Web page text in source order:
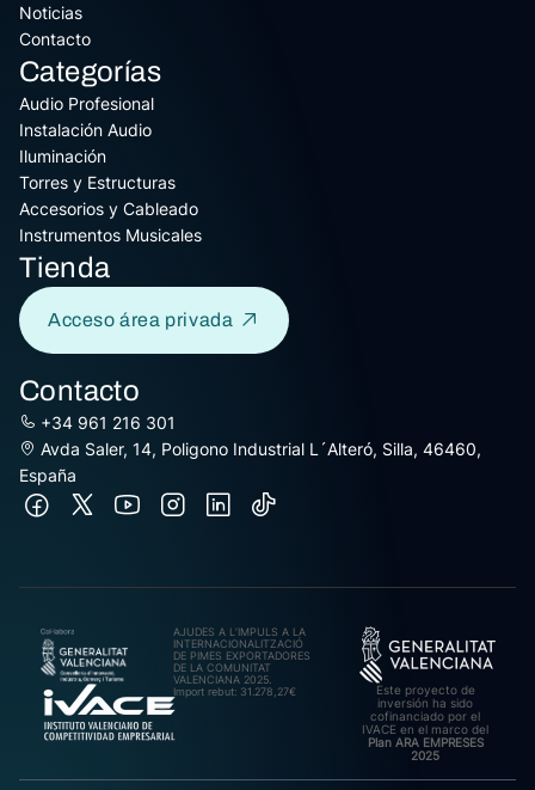
Noticias
Contacto
Categorías
Audio Profesional
Instalación Audio
Iluminación
Torres y Estructuras
Accesorios y Cableado
Instrumentos Musicales
Tienda
Acceso área privada
Contacto
+34 961 216 301
Avda Saler, 14, Poligono Industrial L´Alteró, Silla, 46460,
España
AJUDES A L’IMPULS A LA
INTERNACIONALITZACIÓ
DE PIMES EXPORTADORES
DE LA COMUNITAT
VALENCIANA 2025.
Import rebut: 31.278,27€
Este proyecto de
inversión ha sido
cofinanciado por el
IVACE en el marco del
Plan ARA EMPRESES
2025